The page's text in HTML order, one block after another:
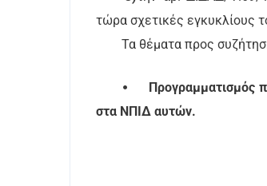
τώρα σχετικές εγκυκλίους
Τα θέματα προς
⦁
Προγραμματισμός
στα ΝΠΙΔ αυτών.
Ο Πρόεδρος της